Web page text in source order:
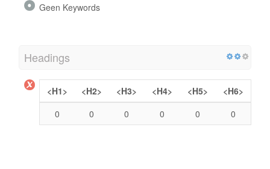
Geen Keywords
Headings
<H1> <H2> <H3> <H4> <H5>
<H6>
0
0 0 0 0 0